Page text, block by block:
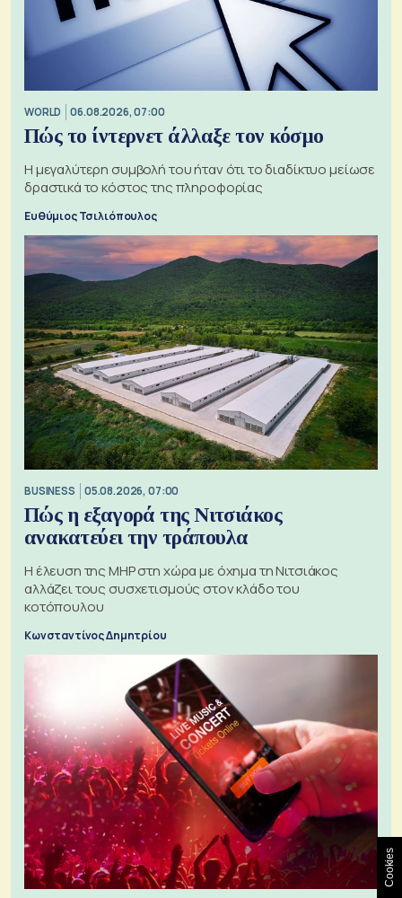
WORLD 06.08.2026, 07:00
Πώς το ίντερνετ άλλαξε τον κόσμο
Η μεγαλύτερη συμβολή του ήταν ότι το διαδίκτυο μείωσε
δραστικά το κόστος της πληροφορίας
Ευθύμιος Τσιλιόπουλος
BUSINESS 05.08.2026, 07:00
Πώς η εξαγορά της Νιτσιάκος
ανακατεύει την τράπουλα
H έλευση της MHP στη χώρα με όχημα τη Νιτσιάκος
αλλάζει τους συσχετισμούς στον κλάδο του
κοτόπουλου
Κωνσταντίνος Δημητρίου
Cookies